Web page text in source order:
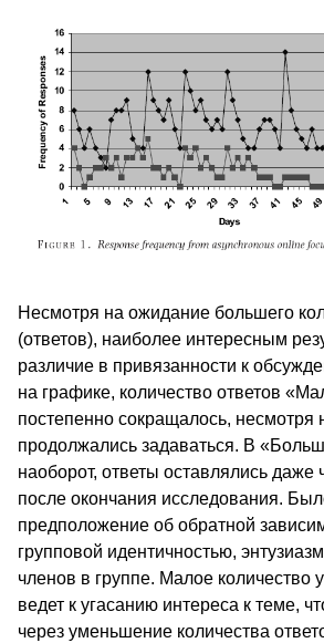
Несмотря на ожидание большего
(ответов), наиболее интересным
различие в привязанности к
на графике, количество ответов
постепенно сокращалось, несмотря
продолжались задаваться. В
наоборот, ответы оставлялись даже
после окончания исследования.
предположение об обратной
групповой идентичностью,
членов в группе. Малое количество
ведет к угасанию интереса к теме,
через уменьшение количества